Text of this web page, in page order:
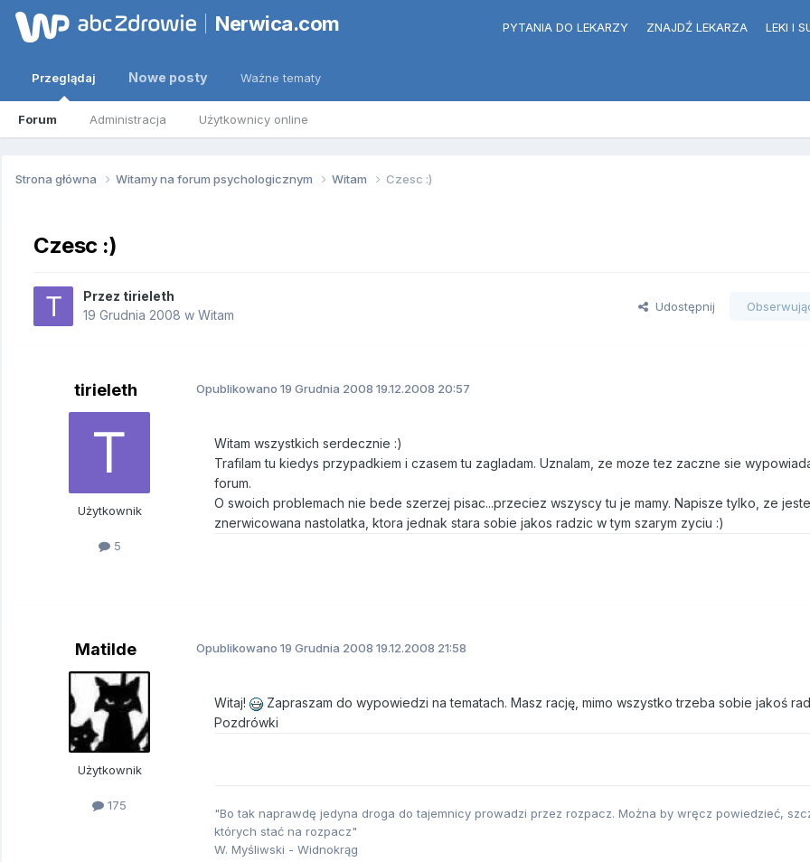
Nerwica.com PYTANIA DO LEKARZY ZNAJDŹ LEKARZA LEKI I
Przeglądaj
Forum Administracja Użytkownicy online
Nowe posty Ważne tematy
Strona główna Witamy na forum psychologicznym Witam Czesc :)
Czesc :)
Przez tirieleth
19 Grudnia 2008 w Witam
Udostępnij
tirieleth
Użytkownik
5
Opublikowano 19 Grudnia 2008 19.12.2008 20:57
Witam wszystkich serdecznie :)
Trafilam tu kiedys przypadkiem i czasem tu zagladam. Uznalam, ze moze tez zaczne sie
forum.
O swoich problemach nie bede szerzej pisac...przeciez wszyscy tu je mamy. Napisze tylko, ze
znerwicowana nastolatka, ktora jednak stara sobie jakos radzic w tym szarym zyciu :)
Matilde
Użytkownik
175
Opublikowano 19 Grudnia 2008 19.12.2008 21:58
Witaj!
Zapraszam do wypowiedzi na tematach. Masz rację, mimo wszystko trzeba sobie jakoś
Pozdrówki
"Bo tak naprawdę jedyna droga do tajemnicy prowadzi przez rozpacz. Można by wręcz powiedzieć,
których stać na rozpacz"
W. Myśliwski - Widnokrąg